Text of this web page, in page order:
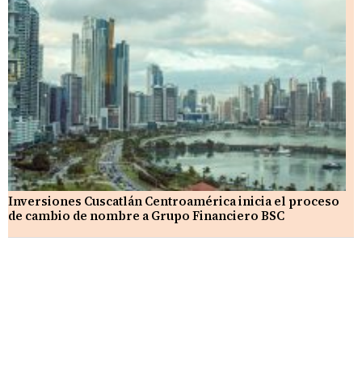
Inversiones Cuscatlán Centroamérica inicia el proceso
de cambio de nombre a Grupo Financiero BSC